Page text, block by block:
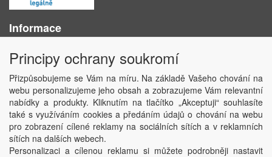
Informace
Obchodní podmínky
Ochrana osobních údajů
Kontakt
Losování účtenek
Aktuality
Nastavení soukromí
Copyright © ABRA Software a.s. 2020
Principy ochrany soukromí
Přizpůsobujeme se Vám na míru. Na základě Vašeho chování na
webu personalizujeme jeho obsah a zobrazujeme Vám relevantní
nabídky a produkty. Kliknutím na tlačítko „Akceptuji“ souhlasíte
také s využíváním cookies a předáním údajů o chování na webu
pro zobrazení cílené reklamy na sociálních sítích a v reklamních
sítích na dalších webech.
Personalizaci a cílenou reklamu si můžete podrobněji nastavit